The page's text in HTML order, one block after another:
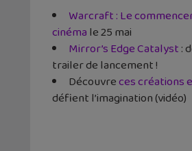
Warcraft : Le
cinémale 25 mai
Mirror’s Edge Catalyst:
trailer de lancement !
Découvreces créations
défient l’imagination (vidéo)